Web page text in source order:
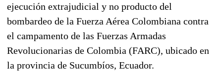
ejecución extrajudicial y no producto del
bombardeo de la Fuerza Aérea Colombiana contra
el campamento de las Fuerzas Armadas
Revolucionarias de Colombia (FARC), ubicado en
la provincia de Sucumbíos, Ecuador.